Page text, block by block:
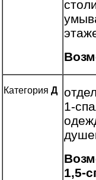
Категория Д
1-
1,5-